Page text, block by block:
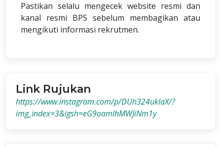
Pastikan selalu mengecek website resmi dan
kanal resmi BPS sebelum membagikan atau
mengikuti informasi rekrutmen.
Link Rujukan
https://www.instagram.com/p/DUh324uklaX/?
img_index=3&igsh=eG9oamlhMWJiNm1y